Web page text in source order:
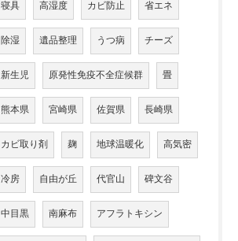
寝具 高湿度 カビ防止 省エネ
除湿 遺品整理 うつ病 チーズ
新生児 原発性免疫不全症候群 畳
熊本県 宮崎県 佐賀県 長崎県
カビ取り剤 麹 地球温暖化 高気密
冷房 自由が丘 代官山 碑文谷
中目黒 南麻布 アフラトキシン